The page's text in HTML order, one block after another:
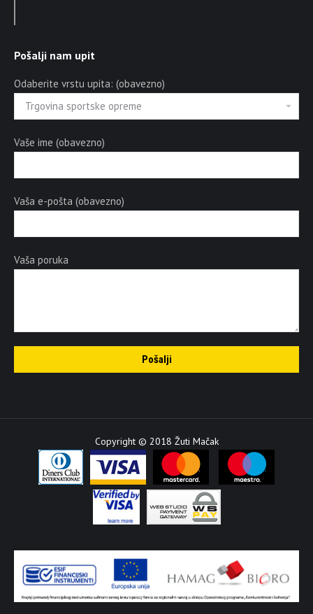
Pošalji nam upit
Odaberite vrstu upita: (obavezno)
Vaše ime (obavezno)
Vaša e-pošta (obavezno)
Vaša poruka
Copyright © 2018 Žuti Mačak